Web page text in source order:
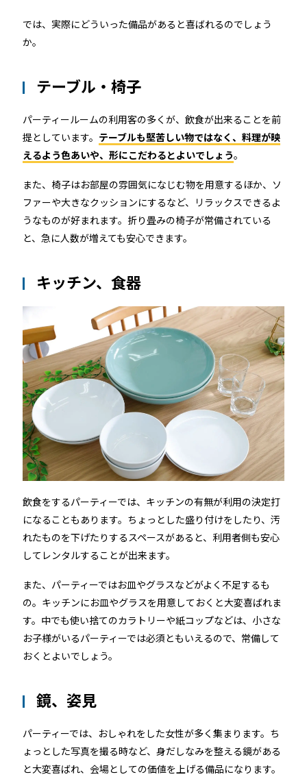
では、実際にどういった備品があると喜ばれるのでしょう
か。
テーブル・椅子
パーティールームの利用客の多くが、飲食が出来ることを前
提としています。 テーブルも堅苦しい物ではなく、料理が映
えるよう色あいや、形にこだわるとよいでしょう。
また、椅子はお部屋の雰囲気になじむ物を用意するほか、ソ
ファーや大きなクッションにするなど、リラックスできるよ
うなものが好まれます。折り畳みの椅子が常備されている
と、急に人数が増えても安心できます。
キッチン、食器
飲食をするパーティーでは、キッチンの有無が利用の決定打
になることもあります。ちょっとした盛り付けをしたり、汚
れたものを下げたりするスペースがあると、利用者側も安心
してレンタルすることが出来ます。
また、パーティーではお皿やグラスなどがよく不足するも
の。キッチンにお皿やグラスを用意しておくと大変喜ばれま
す。中でも使い捨てのカラトリーや紙コップなどは、小さな
お子様がいるパーティーでは必須ともいえるので、常備して
おくとよいでしょう。
鏡、姿見
パーティーでは、おしゃれをした女性が多く集まります。ち
ょっとした写真を撮る時など、身だしなみを整える鏡がある
と大変喜ばれ、会場としての価値を上げる備品になります。